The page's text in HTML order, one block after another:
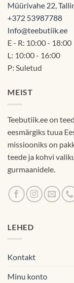
Müürivahe 22,
+372 53987788
Info@teebutiik.ee
E - R: 10:00 - 18:00
L: 10:00 - 16:00
P: Suletud
MEIST
Teebutiik.ee on
eesmärgiks tuua
missiooniks on
teede ja kohvi
gurmaanidele.
LEHED
Kontakt
Minu konto